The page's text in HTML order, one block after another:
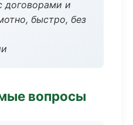
договорами и
быстро, без
вопросы